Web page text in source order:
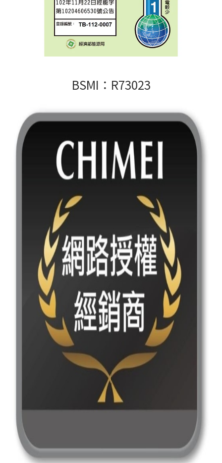
BSMI：R73023